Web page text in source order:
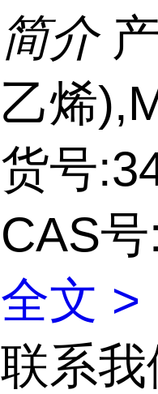
简介
乙烯
货号
CAS
全文 >
联系我